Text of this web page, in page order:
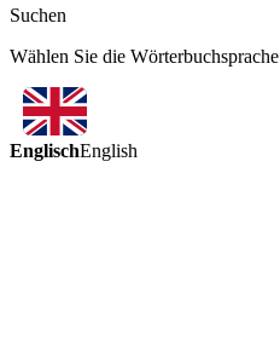
Suchen
Wählen Sie die Wörterbuchsprache
EnglischEnglish